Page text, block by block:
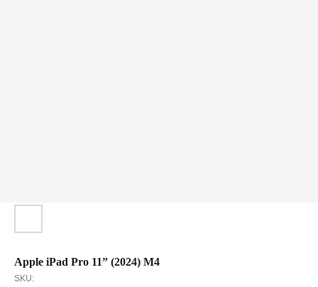
Apple iPad Pro 11” (2024) М4
SKU: